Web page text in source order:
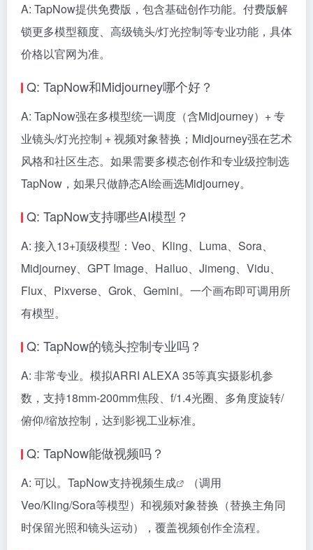
A: TapNow提供免费版，包含基础创作功能。付费版解
锁更多模型额度、高级镜头/灯光控制等专业功能，具体
价格以官网为准。
Q: TapNow和Midjourney哪个好？
A: TapNow强在多模型统一调度（含Midjourney）+ 专
业镜头/灯光控制 + 视频对象替换；Midjourney强在艺术
风格和社区生态。如果需要多模态创作和专业级控制选
TapNow，如果只做静态AI绘画选Midjourney。
Q: TapNow支持哪些AI模型？
A: 接入13+顶级模型：Veo、Kling、Luma、Sora、
Midjourney、GPT Image、Hailuo、Jimeng、Vidu、
Flux、Pixverse、Grok、Gemini。一个画布即可调用所
有模型。
Q: TapNow的镜头控制专业吗？
A: 非常专业。模拟ARRI ALEXA 35等真实摄影机参
数，支持18mm-200mm焦段、f/1.4光圈、多角度旋转/
俯仰/缩放控制，达到影视工业标准。
Q: TapNow能做视频吗？
A: 可以。TapNow支持视频生成
（调用
Veo/Kling/Sora等模型）和视频对象替换（替换主角同
时保留光照和镜头运动），覆盖视频创作全流程。